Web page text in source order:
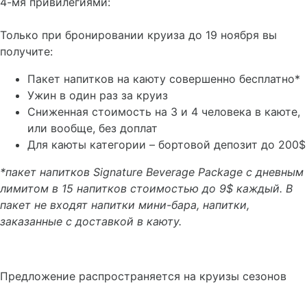
Только при бронировании круиза до 19 ноября вы
получите:
Пакет напитков на каюту совершенно бесплатно*
Ужин в один раз за круиз
Сниженная стоимость на 3 и 4 человека в каюте,
или вообще, без доплат
Для каюты категории – бортовой депозит до 200$
*пакет напитков Signature Beverage Package с дневным
лимитом в 15 напитков стоимостью до 9$ каждый. В
пакет не входят напитки мини-бара, напитки,
заказанные с доставкой в каюту.
Предложение распространяется на круизы сезонов